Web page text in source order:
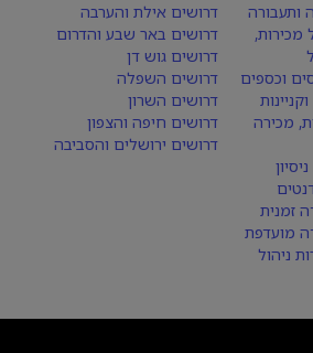
ותעבורה
מכירות,
וכספים
מכירה
זמנית
מועדפת
ניהול
דרושים אילת והערבה
דרושים באר שבע והדרום
דרושים גוש דן
דרושים השפלה
דרושים השרון
דרושים חיפה והצפון
דרושים ירושלים והסביבה